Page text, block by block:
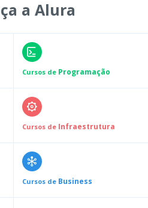
a Alura
Cursos de Programação
Cursos de Infraestrutura
Cursos de Business